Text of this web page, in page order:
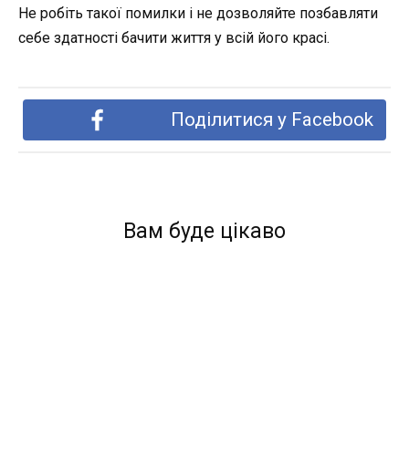
Не робіть такої помилки і не дозволяйте позбавляти
себе здатності бачити життя у всій його красі.
Поділитися у Facebook
Вам буде цікаво